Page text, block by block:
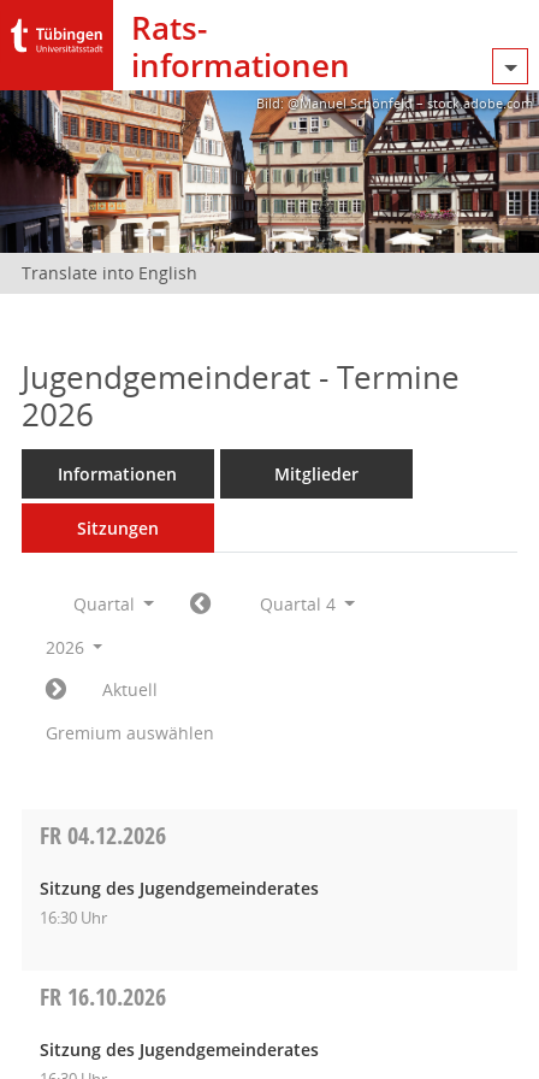
Rats­
informationen
Bild: @Manuel Schönfeld – stock.adobe.com
Translate into English
Jugendgemeinderat - Termine
2026
Informationen Mitglieder
Sitzungen
Quartal
Quartal 4
2026
Aktuell
Gremium auswählen
FR04.12.2026
Sitzung des Jugendgemeinderates
16:30 Uhr
FR 16.10.2026
Sitzung des Jugendgemeinderates